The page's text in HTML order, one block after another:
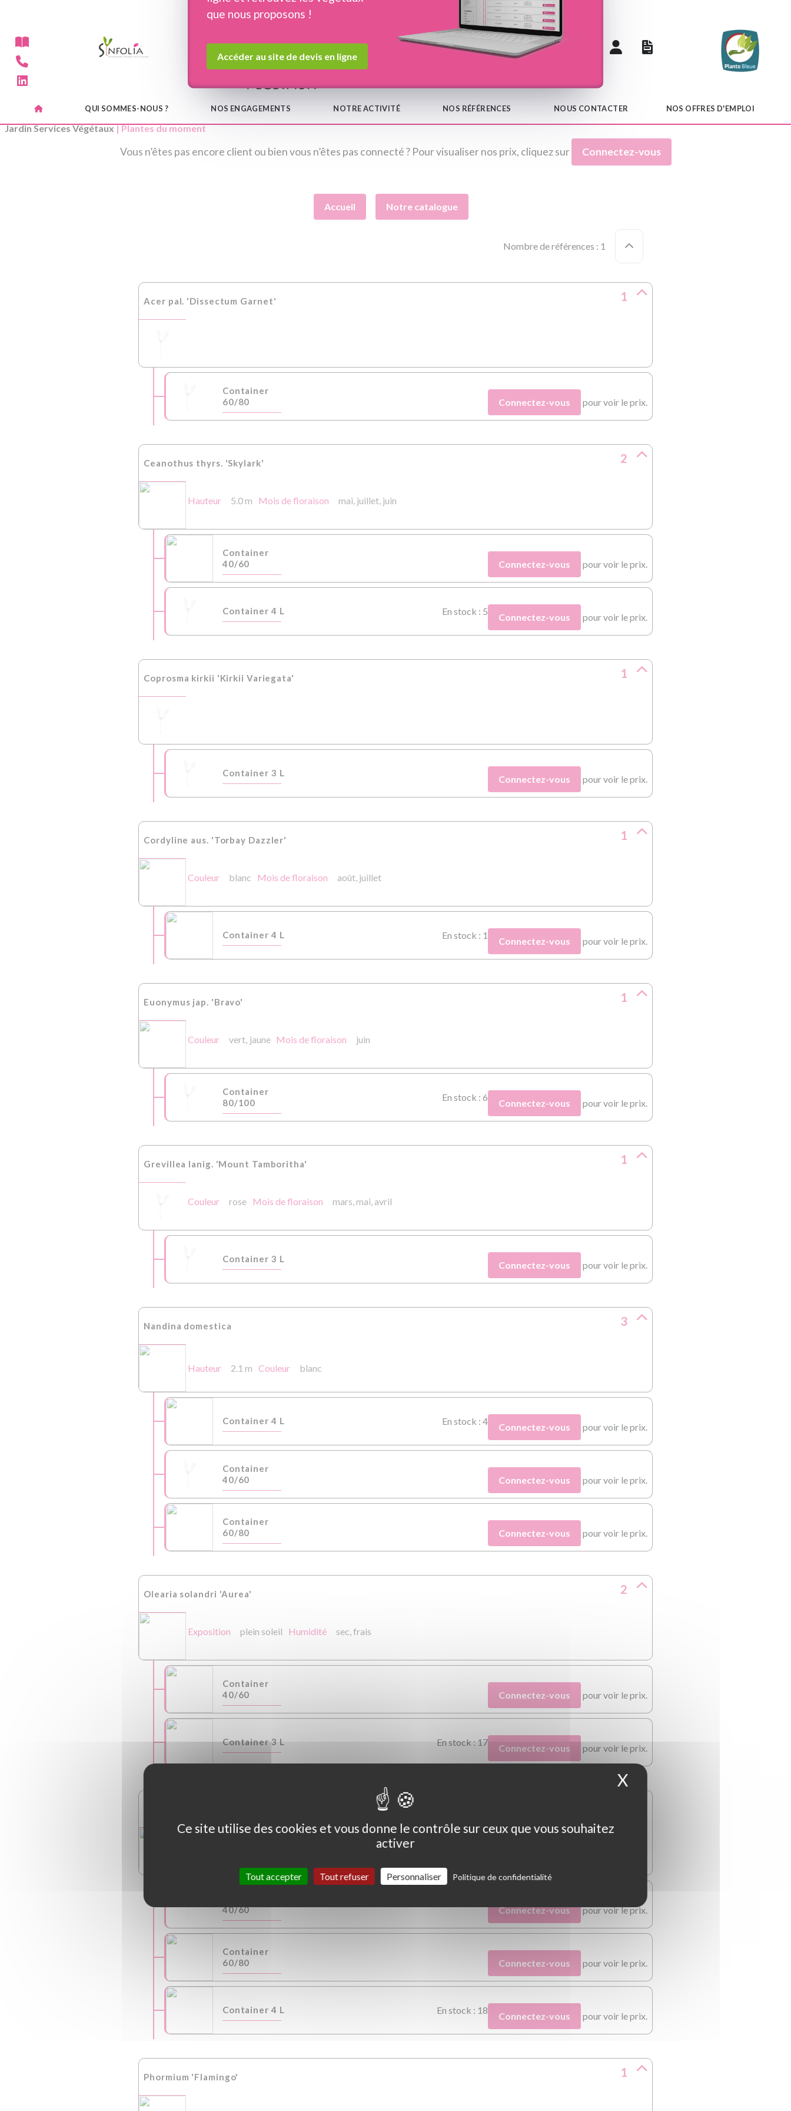
Devis en ligne Notre catalogue
QUI SOMMES-NOUS ? NOS ENGAGEMENTS NOTRE ACTIVITÉ NOS RÉFÉRENCES NOUS CONTACTER NOS OFFRES D'EMPLOI
que nous proposons !
Accéder au site de devis en ligne
Jardin Services Végétaux| Plantes du moment
Vous n’êtes pas encore client ou bien vous n’êtes pas connecté ? Pour visualiser nos prix, cliquez sur Connectez-vous
Accueil Notre catalogue
Nombre de références : 1
Acer pal. 'Dissectum Garnet' 1
Container
60/80
Connectez-vous pour voir le prix.
Ceanothus thyrs. 'Skylark' 2
Hauteur 5.0 m Mois de floraison mai, juillet, juin
Container
40/60
Connectez-vous pour voir le prix.
Container 4 L En stock : 5
Connectez-vous pour voir le prix.
Coprosma kirkii 'Kirkii Variegata' 1
Container 3 L
Connectez-vous pour voir le prix.
Cordyline aus. 'Torbay Dazzler' 1
Couleur blanc Mois de floraison août, juillet
Container 4 L En stock : 1
Connectez-vous pour voir le prix.
Euonymus jap. 'Bravo' 1
Couleur vert, jaune Mois de floraison juin
Container
80/100
En stock : 6
Connectez-vous pour voir le prix.
Grevillea lanig. 'Mount Tamboritha' 1
Couleur rose Mois de floraison mars,mai, avril
Container 3 L
Connectez-vous pour voir le prix.
Nandina domestica 3
Hauteur 2.1 m Couleur blanc
Container 4 L En stock : 4
Connectez-vous pour voir le prix.
Container
40/60
Connectez-vous pour voir le prix.
Container
60/80
Connectez-vous pour voir le prix.
Olearia solandri 'Aurea' 2
Exposition plein soleil Humidité sec,frais
Container
40/60
Connectez-vous pour voir le prix.
Container 3 L En stock : 17
Connectez-vous pour voir le prix.
40/60
Connectez-vous pour voir le prix.
Container
60/80
Connectez-vous pour voir le prix.
Container 4 L En stock : 18
Connectez-vous pour voir le prix.
Phormium 'Flamingo' 1
Ce site utilise des cookies et vous donne le contrôle sur ceux que vous souhaitez
activer
Tout accepter Tout refuser Personnaliser Politique de confidentialité
X Masquer le bandeau